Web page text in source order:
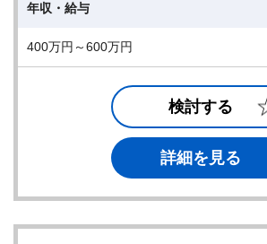
年収・給与
400万円～600万円
検討する
詳細を見る